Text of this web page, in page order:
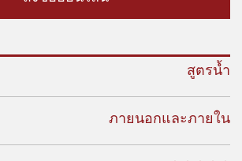
สูตรน้ำ
ภายนอกและภายใน